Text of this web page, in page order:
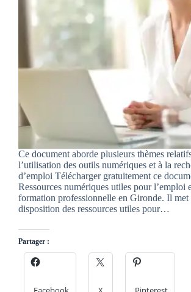
Ce document aborde plusieurs thèmes
l’utilisation des outils numériques et à la
d’emploi Télécharger gratuitement ce
Ressources numériques utiles pour l’emploi
formation professionnelle en Gironde. Il met
disposition des ressources utiles pour…
Partager :